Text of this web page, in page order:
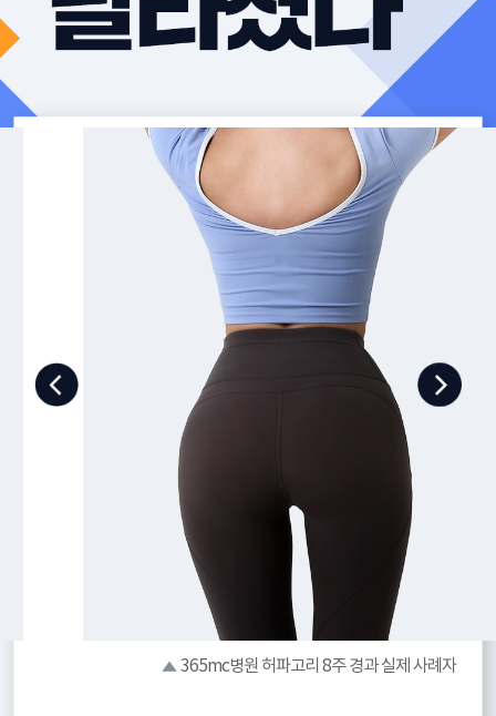
365mc병원 허파고리 8주 경과 실제 사례자